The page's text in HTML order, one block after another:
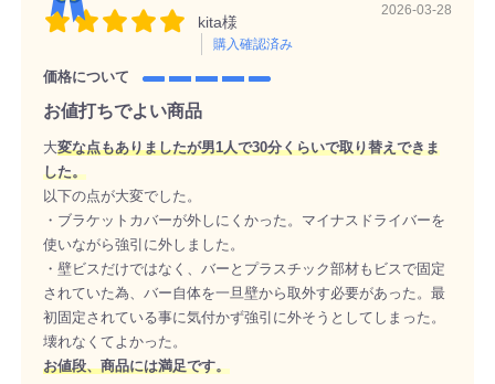
kita様
購入確認済み
2026-03-28
価格について
お値打ちでよい商品
大変な点もありましたが男1人で30分くらいで取り替えできま
した。
以下の点が大変でした。
・ブラケットカバーが外しにくかった。マイナスドライバーを
使いながら強引に外しました。
・壁ビスだけではなく、バーとプラスチック部材もビスで固定
されていた為、バー自体を一旦壁から取外す必要があった。最
初固定されている事に気付かず強引に外そうとしてしまった。
壊れなくてよかった。
お値段、商品には満足です。